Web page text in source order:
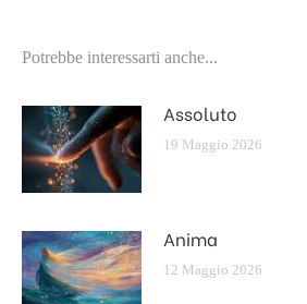
Potrebbe interessarti anche...
Assoluto
19 Maggio 2026
Anima
12 Maggio 2026